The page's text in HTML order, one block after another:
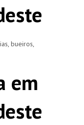
bueiros,
em